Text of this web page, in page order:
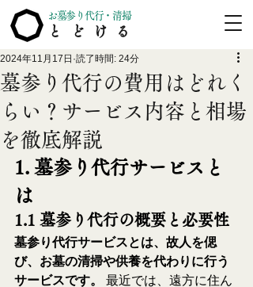
お墓参り代行・清掃
とどける
墓参り代行の費用はどれく
らい？サービス内容と相場
を徹底解説
2024年11月17日 読了時間: 24分
1. 墓参り代行サービスと
は
1.1 墓参り代行の概要と必要性
墓参り代行サービスとは、故人を偲
び、お墓の清掃や供養を代わりに行う
サービスです。
最近では、遠方に住ん